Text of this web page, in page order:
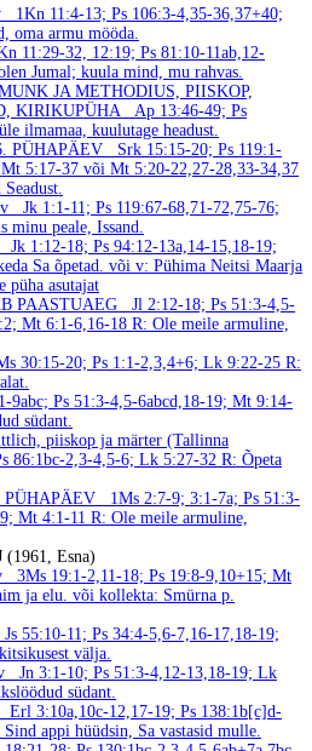
1Kn 11:4-13; Ps 106:3-4,35-36,37+40;
oma armu mööda.
11:29-32, 12:19; Ps 81:10-11ab,12-
Jumal; kuula mind, mu rahvas.
JA METHODIUS, PIISKOP,
KIRIKUPÜHA
Ap 13:46-49; Ps
ilmamaa, kuulutage headust.
PÜHAPÄEV
Srk 15:15-20; Ps 119:1-
5:17-37 või Mt 5:20-22,27-28,33-34,37
Jk 1:1-11; Ps 119:67-68,71-72,75-76;
minu peale, Issand.
Jk 1:12-18; Ps 94:12-13a,14-15,18-19;
Sa õpetad. või v: Pühima Neitsi Maarja
püha asutajat
PAASTUAEG
Jl 2:12-18; Ps 51:3-4,5-
Mt 6:1-6,16-18 R: Ole meile armuline,
30:15-20; Ps 1:1-2,3,4+6; Lk 9:22-25 R:
9abc; Ps 51:3-4,5-6abcd,18-19; Mt 9:14-
südant.
piiskop ja märter (Tallinna
86:1bc-2,3-4,5-6; Lk 5:27-32 R: Õpeta
PÜHAPÄEV
1Ms 2:7-9; 3:1-7a; Ps 51:3-
Mt 4:1-11 R: Ole meile armuline,
(1961, Esna)
3Ms 19:1-2,11-18; Ps 19:8-9,10+15; Mt
ja elu. või kollekta: Smürna p.
Js 55:10-11; Ps 34:4-5,6-7,16-17,18-19;
välja.
Jn 3:1-10; Ps 51:3-4,12-13,18-19; Lk
südant.
Erl 3:10a,10c-12,17-19; Ps 138:1b[c]d-
appi hüüdsin, Sa vastasid mulle.